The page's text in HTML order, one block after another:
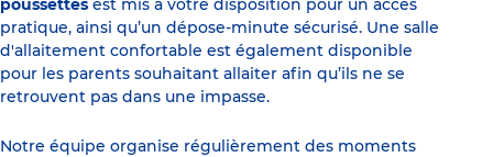
poussettes est mis à votre disposition pour un accès
pratique, ainsi qu’un dépose-minute sécurisé. Une salle
d'allaitement confortable est également disponible
pour les parents souhaitant allaiter afin qu’ils ne se
retrouvent pas dans une impasse.
Notre équipe organise régulièrement des moments